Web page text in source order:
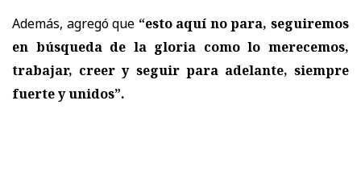
Además, agregó que “esto aquí no para, seguiremos
en búsqueda de la gloria como lo merecemos,
trabajar, creer y seguir para adelante, siempre
fuerte y unidos”.